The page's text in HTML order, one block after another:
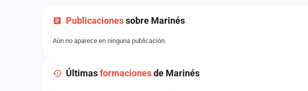
Publicacionessobre Marinés
Aún no aparece en ninguna publicación.
Últimasformacionesde Marinés